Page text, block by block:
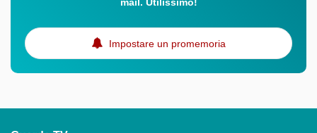
Impostare un promemoria